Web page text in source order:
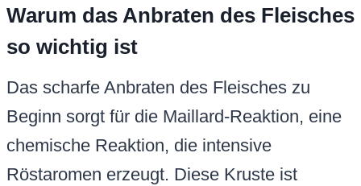
Warum das Anbraten des Fleisches
so wichtig ist
Das scharfe Anbraten des Fleisches zu
Beginn sorgt für die Maillard-Reaktion, eine
chemische Reaktion, die intensive
Röstaromen erzeugt. Diese Kruste ist